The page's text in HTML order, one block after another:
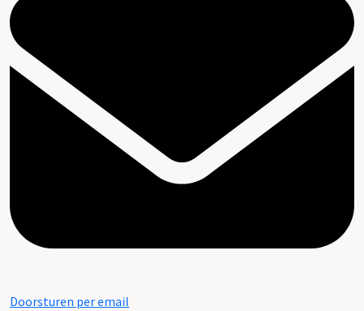
Doorsturen per email